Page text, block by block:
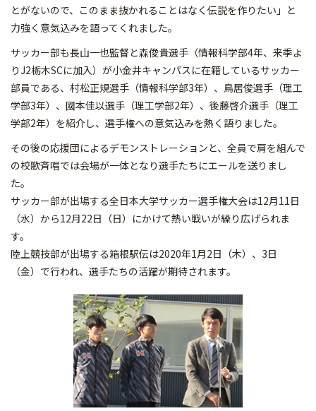
とがないので、このまま抜かれることはなく伝説を作りたい」と
力強く意気込みを語ってくれました。
サッカー部も長山一也監督と森俊貴選手（情報科学部4年、来季よ
りJ2栃木SCに加入）が小金井キャンパスに在籍しているサッカー
部員である、村松正規選手（情報科学部3年）、鳥居俊選手（理工
学部3年）、國本佳以選手（理工学部2年）、後藤啓介選手（理工
学部2年）を紹介し、選手権への意気込みを熱く語りました。
その後の応援団によるデモンストレーションと、全員で肩を組んで
の校歌斉唱では会場が一体となり選手たちにエールを送りまし
た。
サッカー部が出場する全日本大学サッカー選手権大会は12月11日
（水）から12月22日（日）にかけて熱い戦いが繰り広げられま
す。
陸上競技部が出場する箱根駅伝は2020年1月2日（木）、3日
（金）で行われ、選手たちの活躍が期待されます。